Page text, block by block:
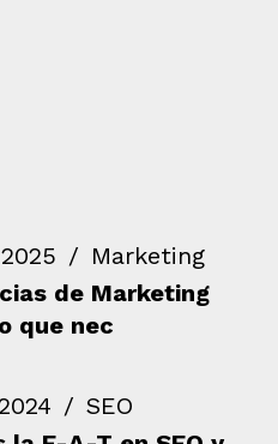
Marketing
de Marketing
que nec
SEO